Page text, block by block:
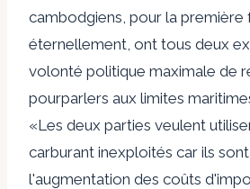
cambodgiens, pour la première
éternellement, ont tous deux
volonté politique maximale de
pourparlers aux limites
«Les deux parties veulent
carburant inexploités car ils
l'augmentation des coûts